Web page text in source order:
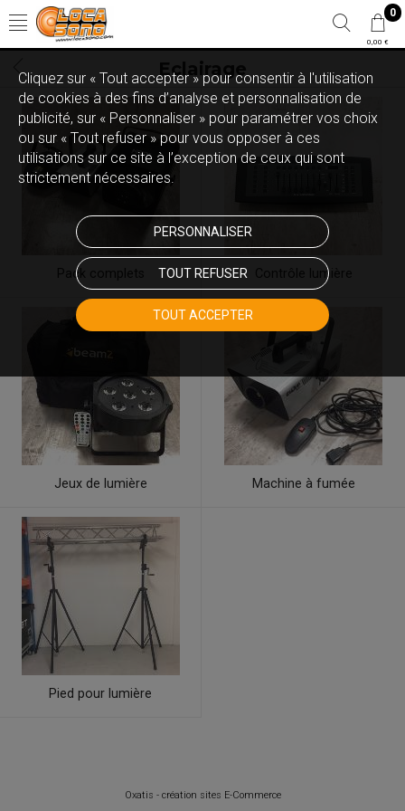
0
0,00 €
Eclairage
Pack complets Contrôle lumière
Jeux de lumière Machine à fumée
Pied pour lumière
Cliquez sur « Tout accepter » pour consentir à l'utilisation
de cookies à des fins d’analyse et personnalisation de
publicité, sur « Personnaliser » pour paramétrer vos choix
ou sur « Tout refuser » pour vous opposer à ces
utilisations sur ce site à l’exception de ceux qui sont
strictement nécessaires.
PERSONNALISER
TOUT REFUSER
TOUT ACCEPTER
Oxatis - création sites E-Commerce